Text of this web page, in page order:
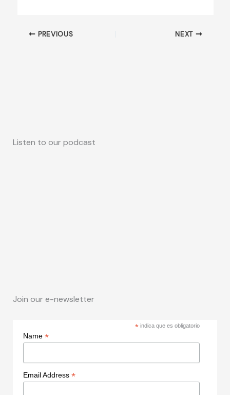
PREVIOUS NEXT
Listen to our podcast
Join our e-newsletter
* indica que es obligatorio
Name *
Email Address *